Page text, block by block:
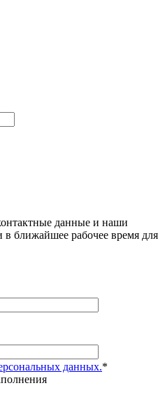
данные и наши
ближайшее рабочее время для
данных.*